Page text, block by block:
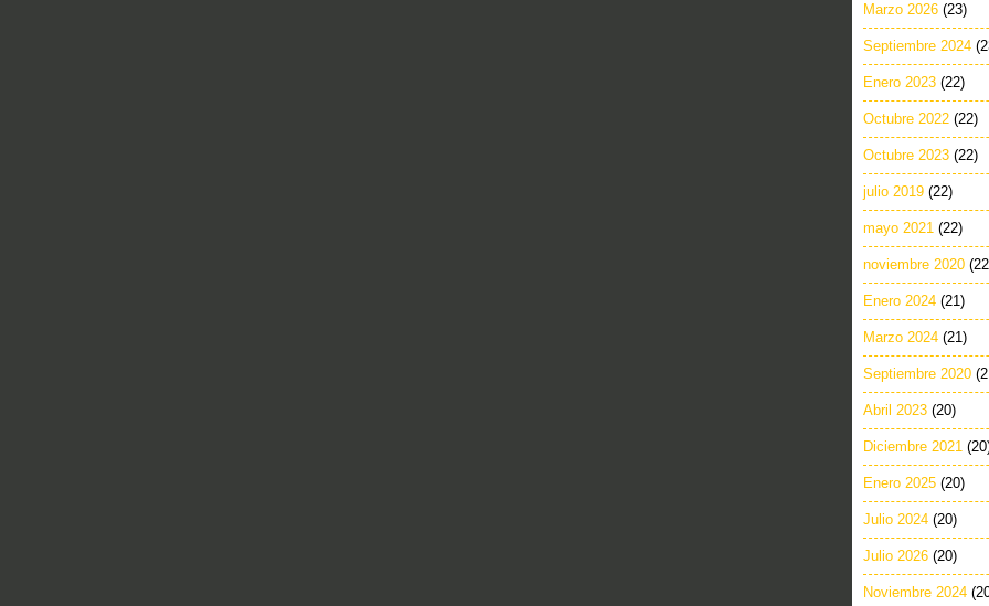
Marzo 2026 (23)
Septiembre 2024
Enero 2023 (22)
Octubre 2022 (22)
Octubre 2023 (22)
julio 2019 (22)
mayo 2021 (22)
noviembre 2020
Enero 2024 (21)
Marzo 2024 (21)
Septiembre 2020
Abril 2023 (20)
Diciembre 2021
Enero 2025 (20)
Julio 2024 (20)
Julio 2026 (20)
Noviembre 2024